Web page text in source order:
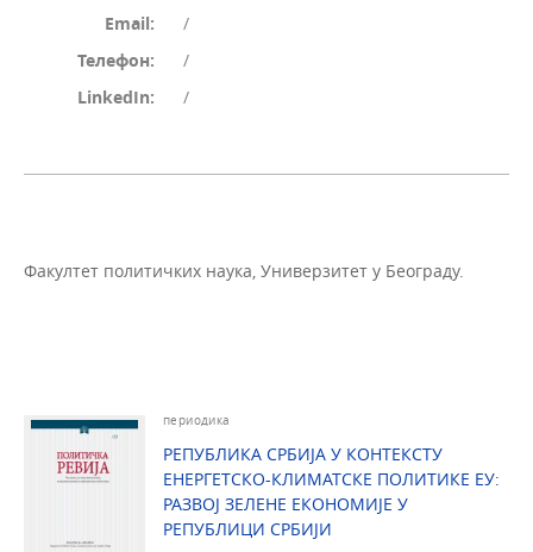
Email:
/
Телефон:
/
LinkedIn:
/
Факултет политичких наука, Универзитет у Београду.
периодика
РЕПУБЛИКА СРБИЈА У КОНТЕКСТУ
ЕНЕРГЕТСКО-КЛИМАТСКЕ ПОЛИТИКЕ ЕУ:
РАЗВОЈ ЗЕЛЕНЕ ЕКОНОМИЈЕ У
РЕПУБЛИЦИ СРБИЈИ